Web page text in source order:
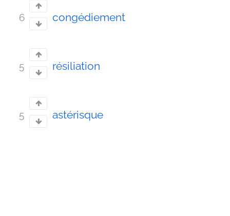
6 congédiement
5 résiliation
5 astérisque